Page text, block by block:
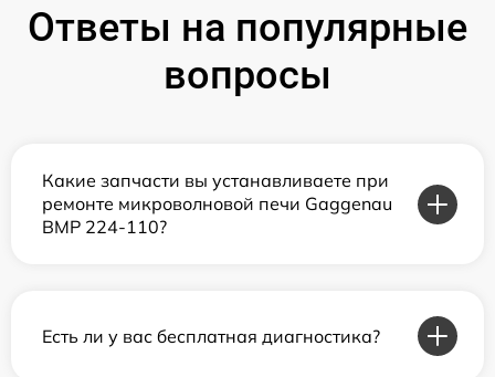
Ответы на популярные
вопросы
Какие запчасти вы устанавливаете при
ремонте микроволновой печи Gaggenau
BMP 224-110?
Есть ли у вас бесплатная диагностика?